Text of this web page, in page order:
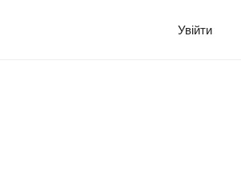
Увійти